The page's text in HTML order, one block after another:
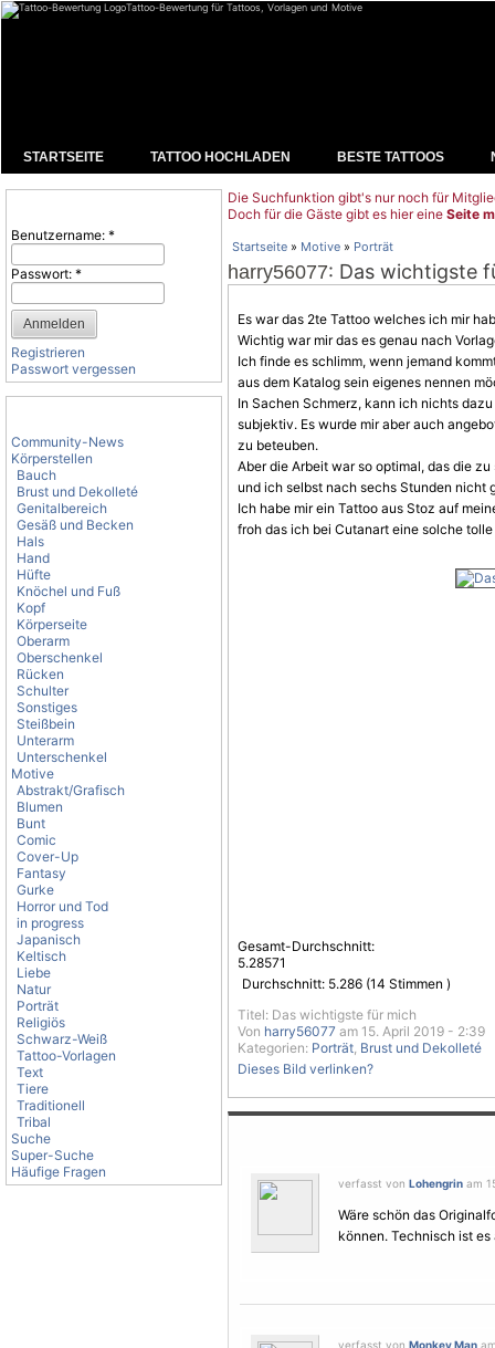
Tattoo-Bewertung für Tattoos, Vorlagen und Motive
STARTSEITE TATTOO HOCHLADEN BESTE TATTOOS
Benutzername: *
Passwort: *
Registrieren
Passwort vergessen
Community-News
Körperstellen
Bauch
Brust und Dekolleté
Genitalbereich
Gesäß und Becken
Hals
Hand
Hüfte
Knöchel und Fuß
Kopf
Körperseite
Oberarm
Oberschenkel
Rücken
Schulter
Sonstiges
Steißbein
Unterarm
Unterschenkel
Motive
Abstrakt/Grafisch
Blumen
Bunt
Comic
Cover-Up
Fantasy
Gurke
Horror und Tod
in progress
Japanisch
Keltisch
Liebe
Natur
Porträt
Religiös
Schwarz-Weiß
Tattoo-Vorlagen
Text
Tiere
Traditionell
Tribal
Suche
Super-Suche
Häufige Fragen
Die Suchfunktion gibt's nur noch für
Doch für die Gäste gibt es hier eine Seite
Startseite » Motive » Porträt
harry56077: Das wichtigste
Es war das 2te Tattoo welches ich mir
Wichtig war mir das es genau nach
Ich finde es schlimm, wenn jemand
aus dem Katalog sein eigenes nennen
In Sachen Schmerz, kann ich nichts
subjektiv. Es wurde mir aber auch
zu beteuben.
Aber die Arbeit war so optimal, das die
und ich selbst nach sechs Stunden nicht
Ich habe mir ein Tattoo aus Stoz auf
froh das ich bei Cutanart eine solche
Gesamt-Durchschnitt:
5.28571
Durchschnitt: 5.286 (14 Stimmen )
Titel: Das wichtigste für mich
Von harry56077 am 15. April 2019 - 2:39
Kategorien: Porträt, Brust und Dekolleté
Dieses Bild verlinken?
verfasst von Lohengrin am
Wäre schön das
können. Technisch ist
verfasst von Monkey Man